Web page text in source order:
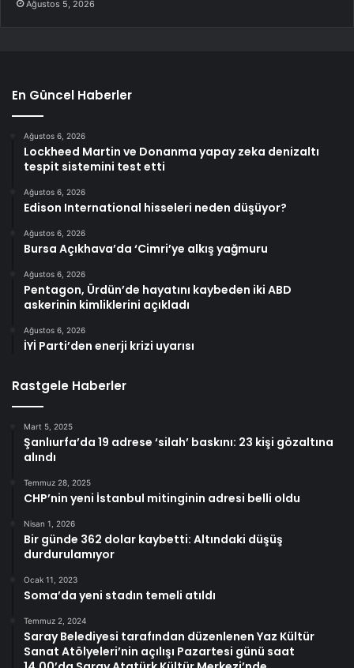
Ağustos 5, 2026
En Güncel Haberler
Ağustos 6, 2026
Lockheed Martin ve Donanma yapay zeka denizaltı
tespit sistemini test etti
Ağustos 6, 2026
Edison International hisseleri neden düşüyor?
Ağustos 6, 2026
Bursa Açıkhava’da ‘Cimri’ye alkış yağmuru
Ağustos 6, 2026
Pentagon, Ürdün’de hayatını kaybeden iki ABD
askerinin kimliklerini açıkladı
Ağustos 6, 2026
İYİ Parti’den enerji krizi uyarısı
Rastgele Haberler
Mart 5, 2025
Şanlıurfa’da 19 adrese ‘silah’ baskını: 23 kişi gözaltına
alındı
Temmuz 28, 2025
CHP’nin yeni İstanbul mitinginin adresi belli oldu
Nisan 1, 2026
Bir günde 362 dolar kaybetti: Altındaki düşüş
durdurulamıyor
Ocak 11, 2023
Soma’da yeni stadın temeli atıldı
Temmuz 2, 2024
Saray Belediyesi tarafından düzenlenen Yaz Kültür
Sanat Atölyeleri’nin açılışı Pazartesi günü saat